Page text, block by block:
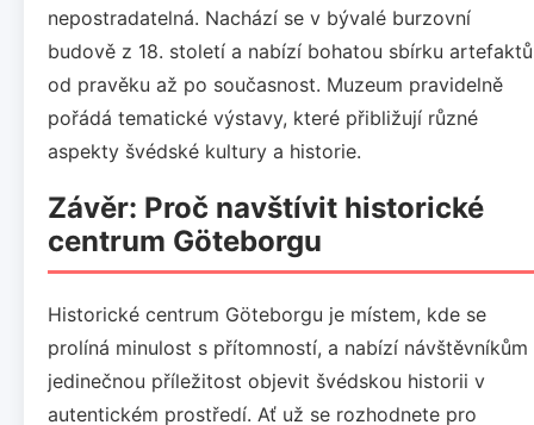
nepostradatelná. Nachází se v bývalé burzovní
budově z 18. století a nabízí bohatou sbírku artefaktů
od pravěku až po současnost. Muzeum pravidelně
pořádá tematické výstavy, které přibližují různé
aspekty švédské kultury a historie.
Závěr: Proč navštívit historické
centrum Göteborgu
Historické centrum Göteborgu je místem, kde se
prolíná minulost s přítomností, a nabízí návštěvníkům
jedinečnou příležitost objevit švédskou historii v
autentickém prostředí. Ať už se rozhodnete pro